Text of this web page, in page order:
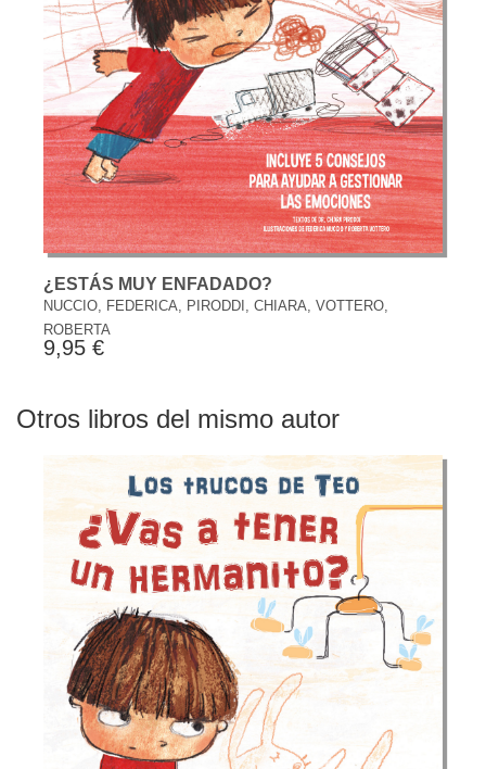
¿ESTÁS MUY ENFADADO?
NUCCIO, FEDERICA, PIRODDI, CHIARA, VOTTERO,
ROBERTA
9,95 €
Otros libros del mismo autor